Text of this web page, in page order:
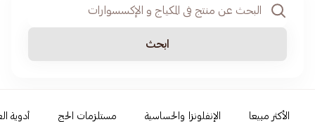
ابحث
الأكثر مبيعا الإنفلونزا والحساسية مستلزمات الحج أدوية